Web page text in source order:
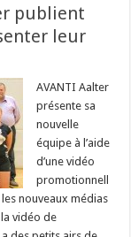
publient
leur
AVANTI Aalter
présente sa
nouvelle
équipe à l’aide
d’une vidéo
promotionnell
nouveaux médias
vidéo de